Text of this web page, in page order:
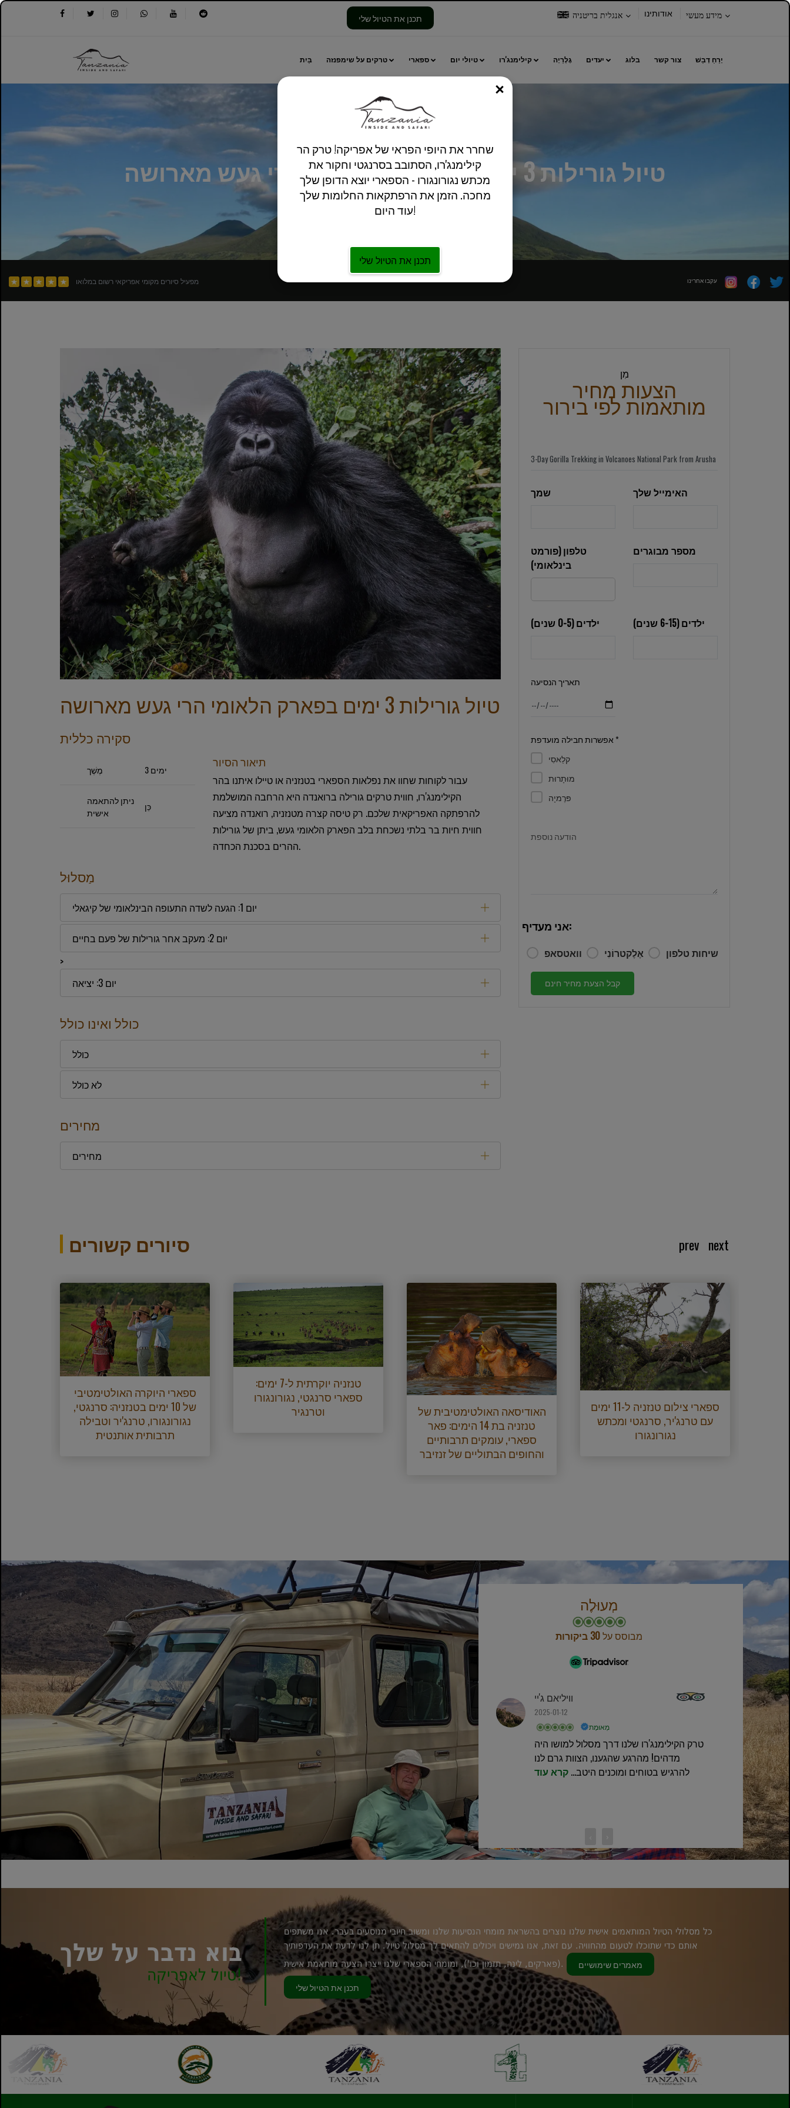
תכנן את הטיול שלי
בחר אנגלית בריטניה אודותינו
בחר
מידע מעשי
בַּיִת טרקים על שימפנזה ספארי טיולי יום קילימנג'רו גָלֶרֵיָה יעדים בלוג צור קשר יָרֵחַ דְבַשׁ
טיול גורילות 3 ימים בפארק הלאומי הרי געש מארושה
מפעיל סיורים מקומי אפריקאי רשום במלואו
טיול גורילות 3 ימים בפארק הלאומי הרי געש מארושה
סקירה כללית
מֶשֶׁך 3 ימים
ניתן להתאמה
אישית
כֵּן
תיאור הסיור
עבור לקוחות שחוו את נפלאות הספארי בטנזניה או טיילו איתנו בהר
הקילימנג'רו, חווית טרקים גורילה ברואנדה היא הרחבה המושלמת
להרפתקה האפריקאית שלכם. רק טיסה קצרה מטנזניה, רואנדה מציעה
חווית חיות בר בלתי נשכחת בלב הפארק הלאומי געש, ביתן של גורילות
ההרים בסכנת הכחדה.
מַסלוּל
יום 1: הגעה לשדה התעופה הבינלאומי של קיגאלי
יום 2: מעקב אחר גורילות של פעם בחיים
>
יום 3: יציאה
כולל ואינו כולל
כולל
לא כולל
מחירים
מחירים
מִן
הצעות מחיר
מותאמות לפי בירור
שמך האימייל שלך
טלפון (פורמט
בינלאומי)
מספר מבוגרים
ילדים (0-5 שנים) ילדים (6-15 שנים)
תאריך הנסיעה
אפשרות חבילה מועדפת *
קלַאסִי
מוּתָרוּת
פּרֶמיָה
הודעה נוספת
אני מעדיף:
וואטסאפ אֶלֶקטרוֹנִי שיחות טלפון
קבל הצעת מחיר חינם
סיורים קשורים
ספארי היוקרה האולטימטיבי
של 10 ימים בטנזניה: סרנגטי,
נגורונגורו, טרנג'יר וטבילה
תרבותית אותנטית
טנזניה יוקרתית ל-7 ימים:
ספארי סרנגטי, נגורונגורו
וטרנגיר
האודיסאה האולטימטיבית של
טנזניה בת 14 הימים: פאר
ספארי, עומקים תרבותיים
והחופים הבתוליים של זנזיבר
ספארי צילום טנזניה ל-11 ימים
עם טרנג'יר, סרנגטי ומכתש
נגורונגורו
prev next
מְעוּלֶה
מבוסס על30 ביקורות
ג'יין ר
2025-01-10
מְאוּמָת
הספארי היה מהמם לחלוטין! כל פרט נוהל
בצורה מושלמת, וחיות הבר היו עוצרות
נשימה...
רודריק פ
למשפחה שלי ולי היה שילוב מדהים של
ספארי וטרק קילימנג'רו עם טנזניה בפנים.
מדריך הספארי שלנו, לורן, היה פנטסטי...
קרא עוד
וויליאם ג'יי
2025-01-12
מְאוּמָת
טרק הקילימנג'רו שלנו דרך מסלול למושו היה
מדהים! מהרגע שהגענו, הצוות גרם לנו
להרגיש בטוחים ומוכנים היטב... קרא עוד
בוא נדבר על שלך
טיול לאפריקה!
כל מסלולי הטיול המותאמים אישית שלנו נוצרים בהשראת מומחי הנסיעות שלנו ומשוב חיובי מנוסעים בעבר. אנו משתפים
אותם כדי שתוכלו לטעום מהחוויה. עם זאת, אנו גמישים ויכולים להתאים לך מסלול טיול. תן לנו לדעת את העדפותיך
(פארקים, לינה, תזמון וכו'), ומומחי הספארי שלנו ייצרו הצעה מותאמת אישית.
מאמרים שימושיים
תכנן את הטיול שלי
שחרר את היופי הפראי של אפריקה! טרק הר
קילימנג'רו, הסתובב בסרנגטי וחקור את
מכתש נגורונגורו - הספארי יוצא הדופן שלך
מחכה. הזמן את הרפתקאות החלומות שלך
עוד היום!
תכנן את הטיול שלי
לִסְגוֹר